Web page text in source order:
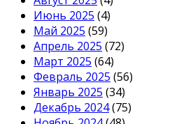
Июнь 2025 (4)
Май 2025 (59)
Апрель 2025 (72)
Март 2025 (64)
Февраль 2025 (56)
Январь 2025 (34)
Декабрь 2024(75)